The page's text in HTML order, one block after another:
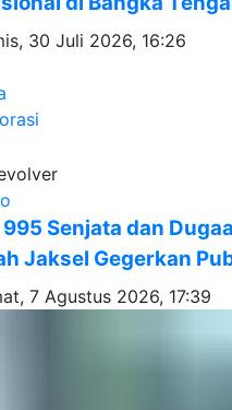
30 Juli 2026, 16:26
Senjata dan
Jaksel Gegerkan
7 Agustus 2026, 17:39